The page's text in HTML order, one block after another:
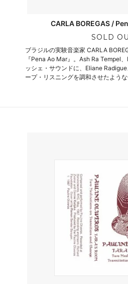
CARLA BOREGAS /
SOLD
ブラジルの実験音楽家 CARLA
『Pena Ao Mar』。Ash Ra Tempel
ッシェ・サウンドに、Eliane
ープ・リスニングを調和させたような